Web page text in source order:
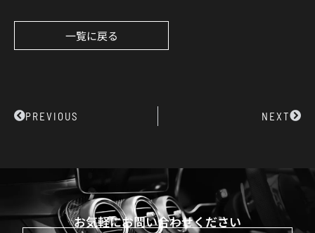
一覧に戻る
PrevPREVIOUS NEXTNext
お気軽にお問い合わせください